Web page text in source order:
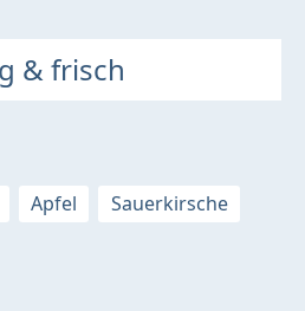
& frisch
Apfel
Sauerkirsche